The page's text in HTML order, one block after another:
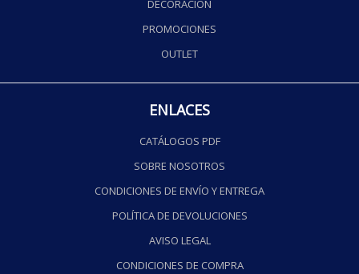
DECORACIÓN
PROMOCIONES
OUTLET
ENLACES
CATÁLOGOS PDF
SOBRE NOSOTROS
CONDICIONES DE ENVÍO Y ENTREGA
POLÍTICA DE DEVOLUCIONES
AVISO LEGAL
CONDICIONES DE COMPRA